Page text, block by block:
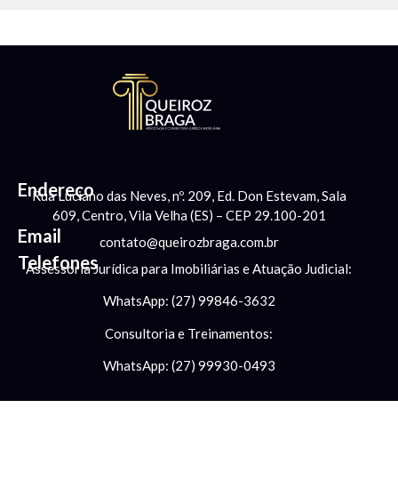
Endereço
Rua Luciano das Neves, nº. 209, Ed. Don Estevam, Sala
609, Centro, Vila Velha (ES) – CEP 29.100-201
Email contato@queirozbraga.com.br
Telefones
Assessoria Jurídica para Imobiliárias e Atuação Judicial:
WhatsApp: (27) 99846-3632
Consultoria e Treinamentos:
WhatsApp: (27) 99930-0493